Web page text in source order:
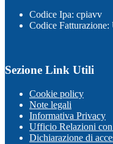
Codice Ipa: cpiavv
Codice
Sezione Link Utili
Cookie policy
Note legali
Informativa Privacy
Ufficio Relazioni
Dichiarazione di